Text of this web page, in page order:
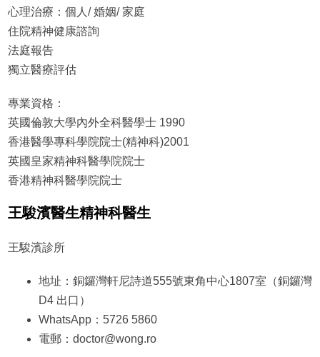
心理治療：個人/ 婚姻/ 家庭
住院精神健康諮詢
法庭報告
獨立醫療評估
專業資格：
英國倫敦大學內外全科醫學士 1990
香港醫學專科學院院士(精神科)2001
英國皇家精神科醫學院院士
香港精神科醫學院院士
王駿濱醫生精神科醫生
王駿濱診所
地址：銅鑼灣軒尼詩道555號東角中心1807室（銅鑼灣
D4 出口）
WhatsApp：5726 5860
電郵：doctor@wong.ro